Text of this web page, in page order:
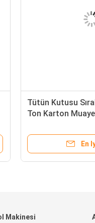
Tütün Kutusu
Ton Karton
En
Makinesi